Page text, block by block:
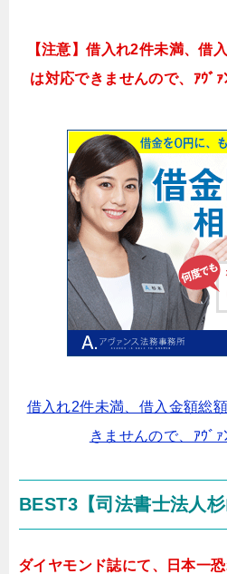
【注意】借入れ2件未満、借
は対応できませんので、ｱｳﾞ
借入れ2件未満、借入金額総
きませんので、ｱｳﾞ
BEST3【司法書士法人杉
ダイヤモンド誌にて、日本一